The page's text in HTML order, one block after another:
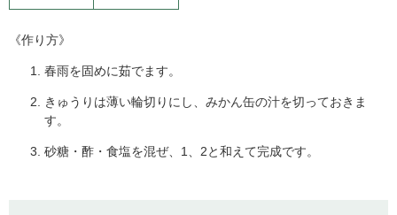
《作り方》
春雨を固めに茹でます。
きゅうりは薄い輪切りにし、みかん缶の汁を切っておきま
す。
砂糖・酢・食塩を混ぜ、1、2と和えて完成です。